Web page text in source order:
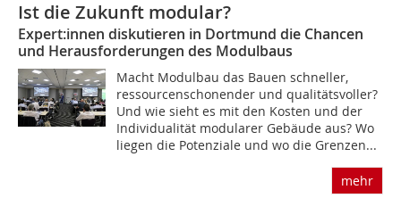
Ist die Zukunft modular?
Expert:innen diskutieren in Dortmund die Chancen
und Herausforderungen des Modulbaus
Macht Modulbau das Bauen schneller,
ressourcenschonender und qualitätsvoller?
Und wie sieht es mit den Kosten und der
Individualität modularer Gebäude aus? Wo
liegen die Potenziale und wo die Grenzen...
mehr